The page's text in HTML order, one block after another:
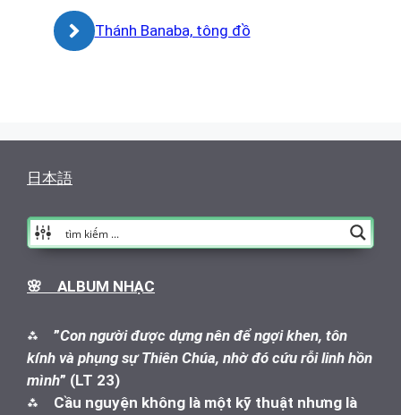
Thánh Banaba, tông đồ
日本語
🌸 ALBUM NHẠC
⁂ ”Con người được dựng nên để ngợi khen, tôn
kính và phụng sự Thiên Chúa, nhờ đó cứu rỗi linh hồn
mình” (LT 23)
⁂ Cầu nguyện không là một kỹ thuật nhưng là